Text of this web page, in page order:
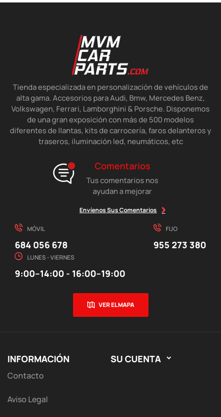
Tienda especializada en personalización de vehículos de
alta gama. Accesorios para Audi, Bmw, Mercedes Benz,
Volkswagen, Ferrari, Lamborghini & Porsche. Disponemos
de una gran exposición con más de 500 modelos
diferentes de llantas, kits de carrocería, faros delanteros y
traseros, iluminación led, neumáticos, etc
Comentarios
Tus comentarios nos
ayudan a mejorar
Envíenos Sus Comentarios
MÓVIL
684 056 678
FIJO
955 273 380
LUNES - VIERNES
9:00–14:00 - 16:00–19:00
VER EL MAPA
INFORMACIÓN
Contacto
Aviso Legal
SU CUENTA 